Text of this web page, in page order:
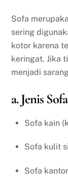
Sofa
sering
kotor karena
keringat. Jika
menjadi
a. Jenis
Sofa kain
Sofa kulit
Sofa